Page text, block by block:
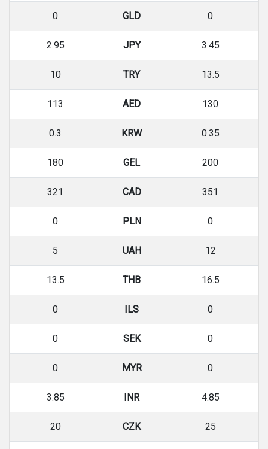
0 GLD 0
2.95 JPY 3.45
10 TRY 13.5
113 AED 130
0.3 KRW 0.35
180 GEL 200
321 CAD 351
0 PLN 0
5 UAH 12
13.5 THB 16.5
0 ILS 0
0 SEK 0
0 MYR 0
3.85 INR 4.85
20 CZK 25